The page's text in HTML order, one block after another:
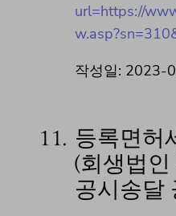
url=https://
작성일:
11. 등록면허
(회생법
공시송달